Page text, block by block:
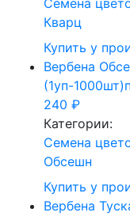
Cемена
Кварц
Купить у
Вербена
(1уп-
240 ₽
Категории:
Cемена
Обсешн
Купить у
Вербена